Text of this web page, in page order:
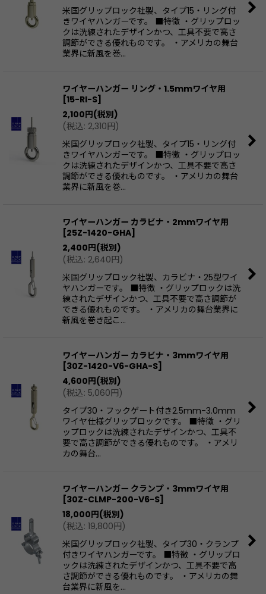
米国グリップロック社製、タイプ15・リング付
きワイヤハンガーです。 ■特徴 ・グリップロッ
クは洗練されたデザインかつ、工具不要で高さ
調節ができる優れものです。 ・アメリカの舞台
業界に新風を巻…
ワイヤーハンガー リング・1.5mmワイヤ用
[15-RI-S]
2,100円(税別)
(税込: 2,310円)
米国グリップロック社製、タイプ15・リング付
きワイヤハンガーです。 ■特徴 ・グリップロッ
クは洗練されたデザインかつ、工具不要で高さ
調節ができる優れものです。 ・アメリカの舞台
業界に新風を巻…
ワイヤーハンガー カラビナ・2mmワイヤ用
[25Z-1420-GHA]
2,400円(税別)
(税込: 2,640円)
米国グリップロック社製、カラビナ・25型ワイ
ヤハンガーです。 ■特徴 ・グリップロックは洗
練されたデザインかつ、工具不要で高さ調節が
できる優れものです。 ・アメリカの舞台業界に
新風を巻き起こ…
ワイヤーハンガー カラビナ・3mmワイヤ用
[30Z-1420-V6-GHA-S]
4,600円(税別)
(税込: 5,060円)
タイプ30・フックゲート付き2.5mm-3.0mm
ワイヤ仕様グリップロックです。 ■特徴 ・グリ
ップロックは洗練されたデザインかつ、工具不
要で高さ調節ができる優れものです。 ・アメリ
カの舞台…
ワイヤーハンガー クランプ・3mmワイヤ用
[30Z-CLMP-200-V6-S]
18,000円(税別)
(税込: 19,800円)
米国グリップロック社製、タイプ30・クランプ
付きワイヤハンガーです。 ■特徴 ・グリップロ
ックは洗練されたデザインかつ、工具不要で高
さ調節ができる優れものです。 ・アメリカの舞
台業界に新風を…